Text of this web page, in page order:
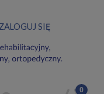
ZALOGUJ SIĘ